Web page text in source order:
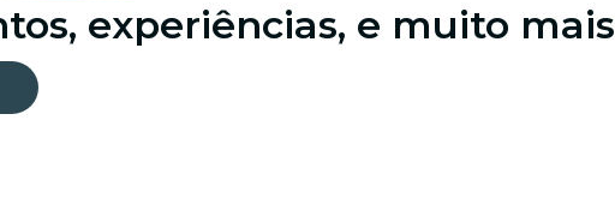
experiências, e muito mais